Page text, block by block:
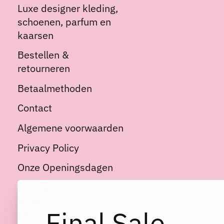
Luxe designer kleding,
schoenen, parfum en
kaarsen
Bestellen &
retourneren
Betaalmethoden
Contact
Algemene voorwaarden
Privacy Policy
Onze Openingsdagen
afgeprijsde artikelen